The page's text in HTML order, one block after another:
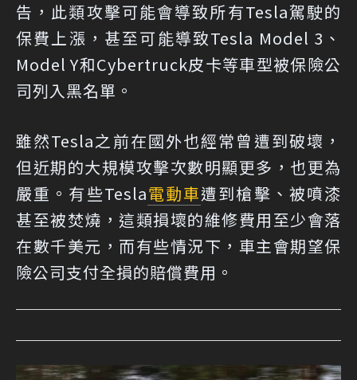
告，此類攻擊可能會導致所有Tesla駕駛的
保費上漲，甚至可能導致Tesla Model 3、
Model Y和Cyber​​truck皮卡等車型被保險公
司列入黑名單。
雖然Tesla之前在國外也經常曾遭到破壞，
但近期的大規模攻擊次數明顯更多，也更為
嚴重。有些Tesla電動車遭到槍擊、被噴漆
甚至被焚燒，這類損壞的維修費用至少會落
在數千美元，而有些情況下，車主會期望保
險公司支付全損的賠償費用。